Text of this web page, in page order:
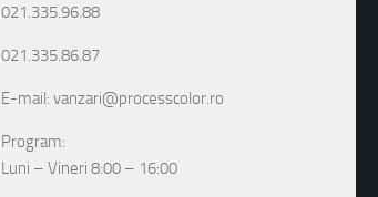
021.335.96.88
021.335.86.87
E-mail: vanzari@processcolor.ro
Program:
Luni – Vineri 8:00 – 16:00